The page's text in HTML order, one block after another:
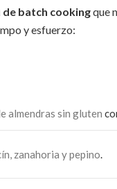
de batch cookingque
y esfuerzo:
almendras sin gluten
zanahoria y pepino.